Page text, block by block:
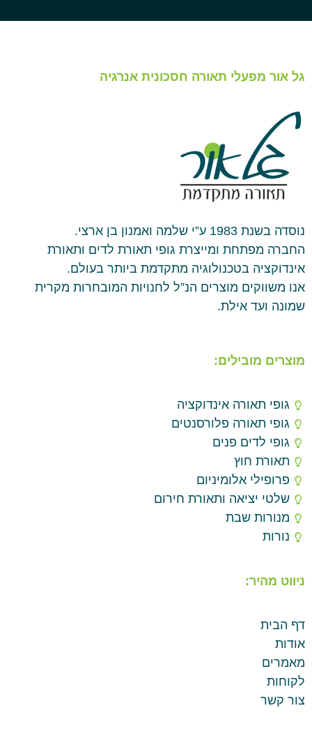
גל אור מפעלי תאורה חסכונית אנרגיה
נוסדה בשנת 1983 ע”י שלמה ואמנון בן ארצי.
החברה מפתחת ומייצרת גופי תאורת לדים ותאורת
אינדוקציה בטכנולוגיה מתקדמת ביותר בעולם.
אנו משווקים מוצרים הנ”ל לחנויות המובחרות מקרית
שמונה ועד אילת.
מוצרים מובילים:
גופי תאורה אינדוקציה
גופי תאורה פלורסנטים
גופי לדים פנים
תאורת חוץ
פרופילי אלומיניום
שלטי יציאה ותאורת חירום
מנורות שבת
נורות
ניווט מהיר:
דף הבית
אודות
מאמרים
לקוחות
צור קשר